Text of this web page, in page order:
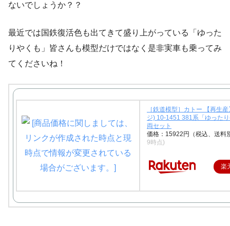
ないでしょうか？？
最近では国鉄復活色も出てきて盛り上がっている「ゆった
りやくも」皆さんも模型だけではなく是非実車も乗ってみ
てくださいね！
［鉄道模型］カトー 【再生
ジ) 10-1451 381系「ゆった
両セット
価格：15922円（税込、送料
9時点)
楽